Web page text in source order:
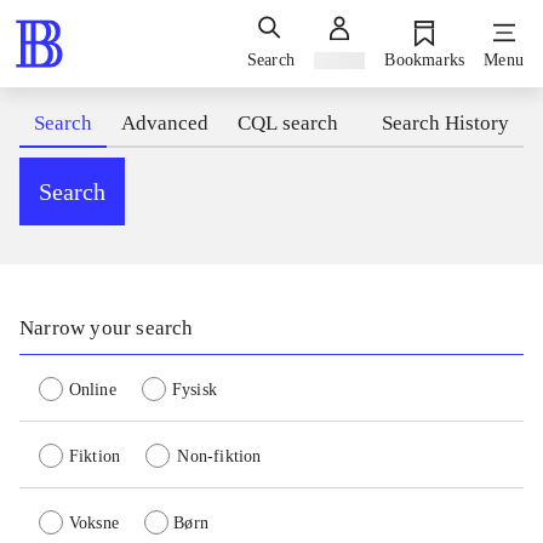
Search Bookmarks Menu
Search Advanced CQL search Search History
Search
Narrow your search
Online Fysisk
Fiktion Non-fiktion
Voksne Børn